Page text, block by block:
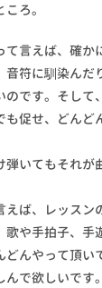
ろ。
言えば、確か
音符に馴染んだ
のです。そして
も促せ、どんど
弾いてもそれ
えば、レッスン
歌や手拍子、手
どんやって頂い
で欲しいです。